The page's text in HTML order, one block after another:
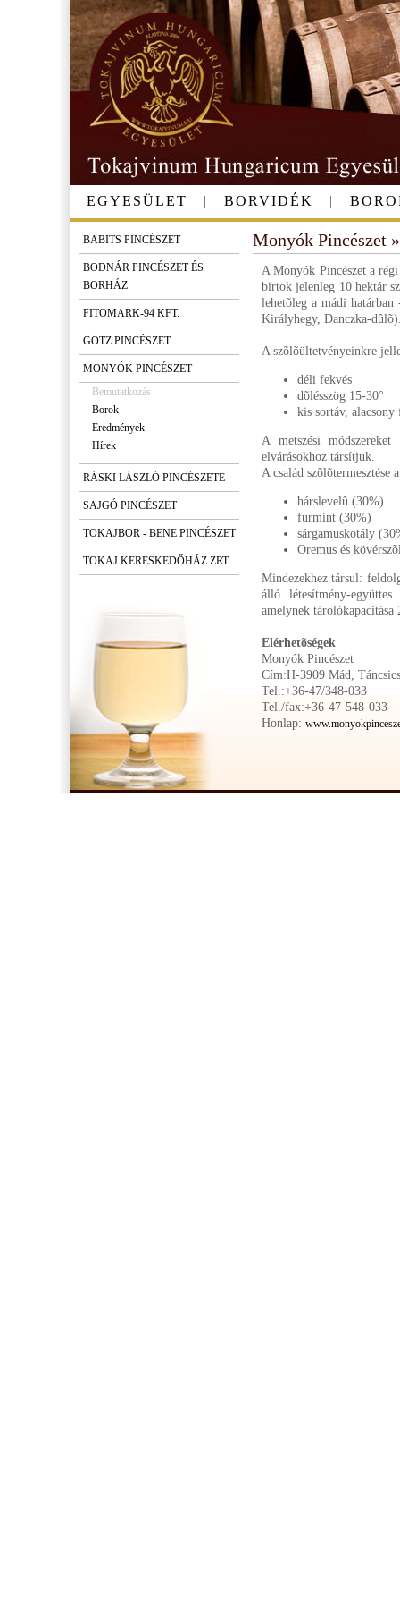
EGYESÜLET | BORVIDÉK |
BABITS PINCÉSZET
BODNÁR PINCÉSZET ÉS
BORHÁZ
FITOMARK-94 KFT.
GÖTZ PINCÉSZET
MONYÓK PINCÉSZET
Bemutatkozás
Borok
Eredmények
Hírek
RÁSKI LÁSZLÓ PINCÉSZETE
SAJGÓ PINCÉSZET
TOKAJBOR - BENE PINCÉSZET
TOKAJ KERESKEDŐHÁZ ZRT.
Monyók Pincészet
A Monyók Pincészet a
birtok jelenleg 10 hektár
lehetõleg a mádi
Királyhegy, Danczka-
A szõlõültetvényeinkre
déli fekvés
dõlésszög 15-30°
kis sortáv,
A metszési
elvárásokhoz társítjuk.
A család szõlõtermesztése
hárslevelû (30%)
furmint (30%)
sárgamuskotály
Oremus és
Mindezekhez társul:
álló létesítmény-
amelynek tárolókapacitása
Elérhetõségek
Monyók Pincészet
Cím:H-3909 Mád,
Tel.:+36-47/348-033
Tel./fax:+36-47-548-033
Honlap: